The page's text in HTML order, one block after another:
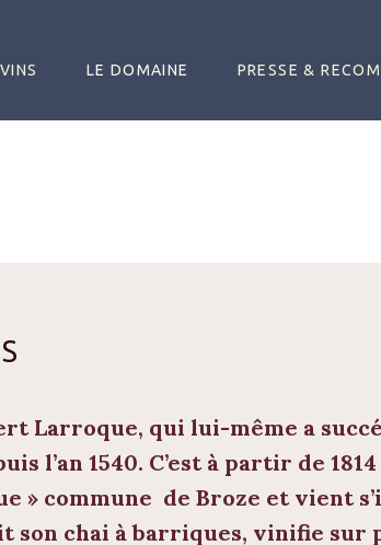
LE DOMAINE PRESSE &
Larroque, qui lui-même a
l’an 1540. C’est à partir de
» commune de Broze et vient
son chai à barriques, vinifie sur